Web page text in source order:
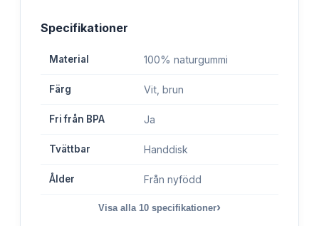
Specifikationer
Material 100% naturgummi
Färg Vit, brun
Fri från BPA Ja
Tvättbar Handdisk
Ålder Från nyfödd
Visa alla 10 specifikationer›